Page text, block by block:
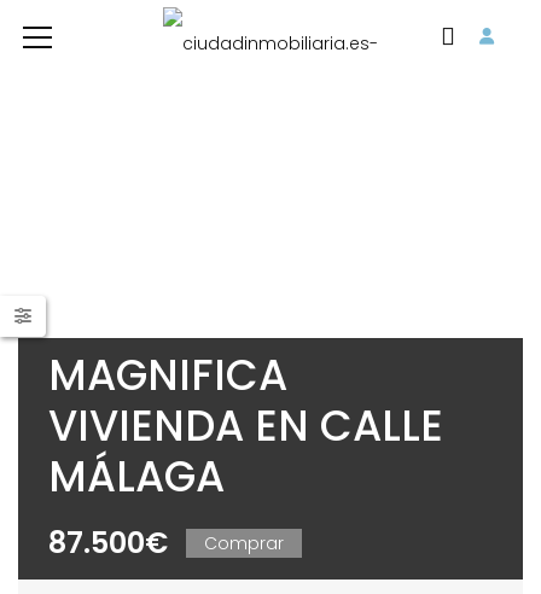
MAGNIFICA
VIVIENDA EN CALLE
MÁLAGA
87.500€ Comprar